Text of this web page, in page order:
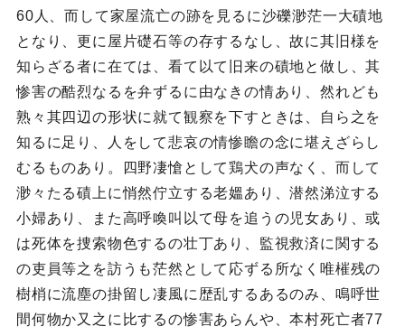
60人、而して家屋流亡の跡を見るに沙礫渺茫一大磧地
となり、更に屋片礎石等の存するなし、故に其旧様を
知らざる者に在ては、看て以て旧来の磧地と做し、其
惨害の酷烈なるを弁ずるに由なきの情あり、然れども
熟々其四辺の形状に就て観察を下すときは、自ら之を
知るに足り、人をして悲哀の情惨瞻の念に堪えざらし
むるものあり。四野凄愴として鶏犬の声なく、而して
渺々たる磧上に悄然佇立する老媼あり、潜然涕泣する
小婦あり、また高呼喚叫以て母を追うの児女あり、或
は死体を捜索物色するの壮丁あり、監視救済に関する
の吏員等之を訪うも茫然として応ずる所なく唯槯残の
樹梢に流塵の掛留し凄風に歴乱するあるのみ、鳴呼世
間何物か又之に比するの惨害あらんや、本村死亡者77